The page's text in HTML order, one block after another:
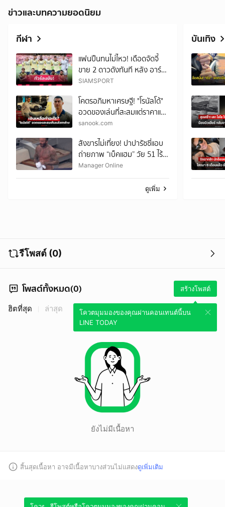
ข่าวและบทความยอดนิยม
กีฬา
แฟนปืนทนไม่ไหว! เดือดจัดจี้
ขาย 2 ดาวดังทันที หลัง อาร์
เซน่อล พลิกล็อกพ่าย เรอัล เบ
SIAMSPORT
โคตรอภิมหาเศรษฐี! "โรนัลโด้"
อวดของเล่นที่สะสมแต่ราคาแรง
ทะลุเกิน 4,000 ล้าน
sanook.com
สังขารไม่เที่ยง! ปาปารัซซี่แอบ
ถ่ายภาพ “เบ็คแฮม” วัย 51 ไร้
ฟิลเตอร์ เผยให้เห็นผมบาง-
Manager Online
ดูเพิ่ม
บันเทิง
รีโพสต์ (0)
โพสต์ทั้งหมด(0) สร้างโพสต์
โควตมุมมองของคุณผ่านคอนเทนต์นี้บน
LINE TODAY
ฮิตที่สุด ล่าสุด
ยังไม่มีเนื้อหา
สิ้นสุดเนื้อหา อาจมีเนื้อหาบางส่วนไม่แสดงดูเพิ่มเติม